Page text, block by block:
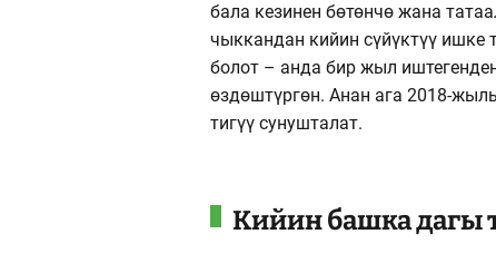
бала кезинен бөтөнчө жана
чыккандан кийин сүйүктүү ишке
болот – анда бир жыл
өздөштүргөн. Анан ага 2018-
тигүү сунушталат.
Кийин башка дагы